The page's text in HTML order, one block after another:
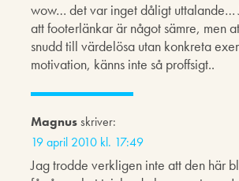
wow… det var inget dåligt uttalande…
att footerlänkar är något sämre, men
snudd till värdelösa utan konkreta
motivation, känns inte så proffsigt..
Magnusskriver:
19 april 2010 kl. 17:49
Jag trodde verkligen inte att den här